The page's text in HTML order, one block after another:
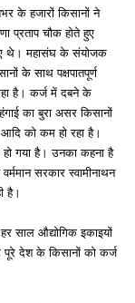
के हजारों किसानों ने
प्रताप चौक होते हुए
थे। महासंघ के संयोजक
के साथ पक्षपातपूर्ण
है। कर्ज में दबने के
का बुरा असर किसानों
आदि को कम हो रहा है।
गया है। उनका कहना है
सरकार स्वामीनाथन
है।
साल औद्योगिक इकाइयों
पूरे देश के किसानों को कर्ज